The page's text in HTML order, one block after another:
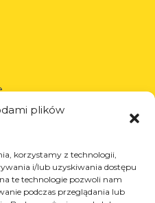
plików
korzystamy z technologii,
i/lub uzyskiwania dostępu
te technologie pozwoli nam
podczas przeglądania lub
i manualne